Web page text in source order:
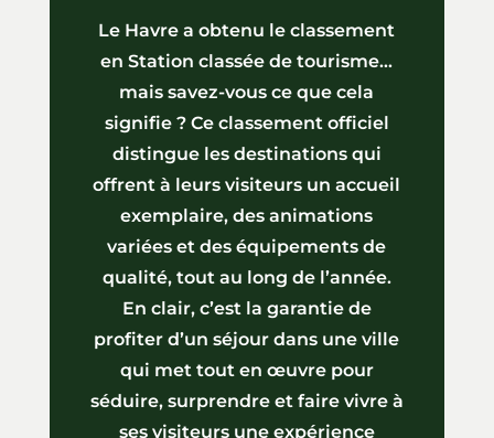
Le Havre a obtenu le classement
en Station classée de tourisme…
mais savez-vous ce que cela
signifie ? Ce classement officiel
distingue les destinations qui
offrent à leurs visiteurs un accueil
exemplaire, des animations
variées et des équipements de
qualité, tout au long de l’année.
En clair, c’est la garantie de
profiter d’un séjour dans une ville
qui met tout en œuvre pour
séduire, surprendre et faire vivre à
ses visiteurs une expérience